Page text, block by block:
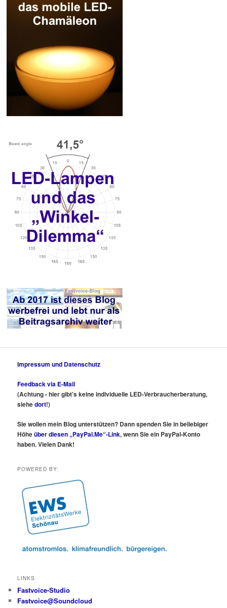
Impressum und Datenschutz
Feedback via E-Mail
(Achtung - hier gibt's keine individuelle LED-Verbraucherberatung,
siehedort!)
Sie wollen mein Blog unterstützen? Dann spenden Sie in beliebiger
Höheüber diesen „PayPal.Me“-Link, wenn Sie ein PayPal-Konto
haben. Vielen Dank!
POWERED BY:
LINKS
Fastvoice-Studio
Fastvoice@Soundcloud